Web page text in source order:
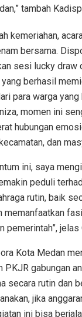
tambah
kemeriahan,
bersama.
sesi lucky draw
berhasil
para warga yang
momen ini
hubungan
dan
ini, saya
peduli
rutin, baik
memanfaatkan
pemerintah”, jelas
Kota Medan
PKJR gabungan
secara rutin dan
jika
ini bisa